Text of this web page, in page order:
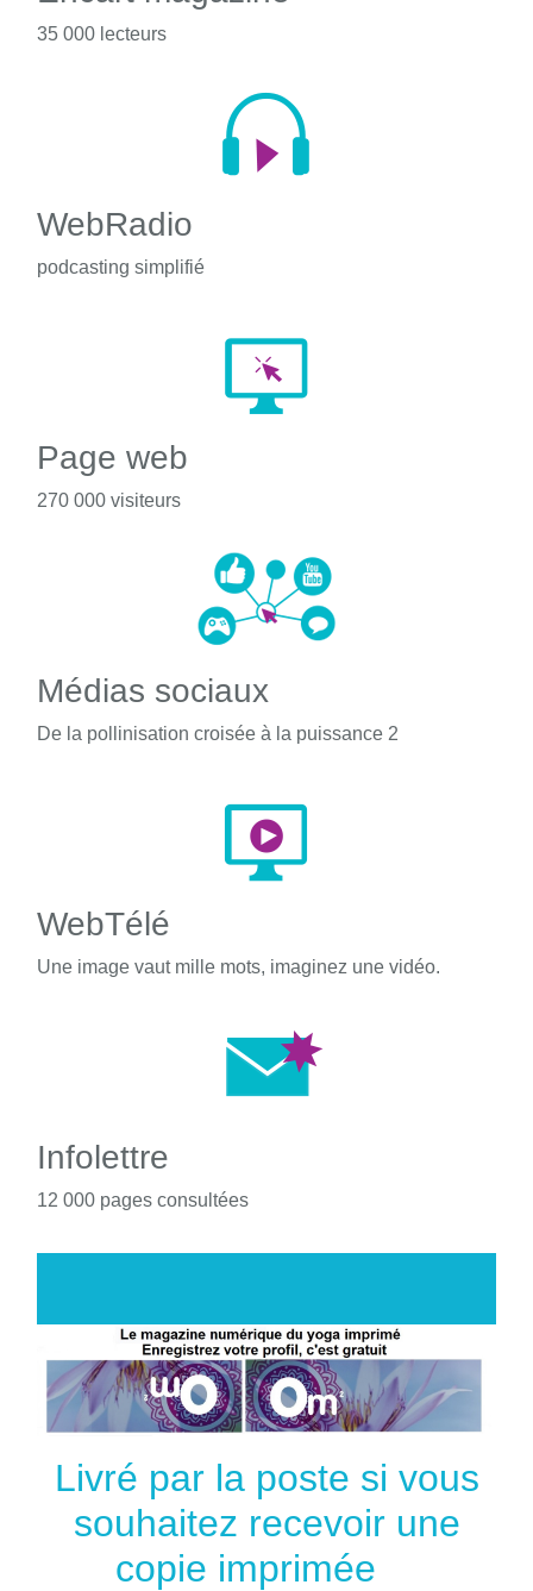
35 000 lecteurs
WebRadio
podcasting simplifié
Page web
270 000 visiteurs
Médias sociaux
De la pollinisation croisée à la puissance 2
WebTélé
Une image vaut mille mots, imaginez une vidéo.
Infolettre
12 000 pages consultées
Livré par la poste si vous
souhaitez recevoir une
copie imprimée